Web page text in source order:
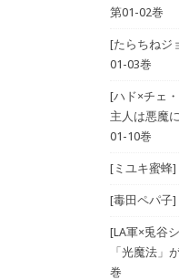
第01-02巻
[たらちねジ
01-03巻
[ハド×チェ
主人は悪魔
01-10巻
[ミユキ蜜蜂]
[毒田ペパ子]
[LA軍×兎谷
「光魔法」
巻